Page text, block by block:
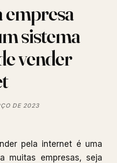
empresa
sistema
vender
DE 2023
pela internet é uma
muitas empresas, seja